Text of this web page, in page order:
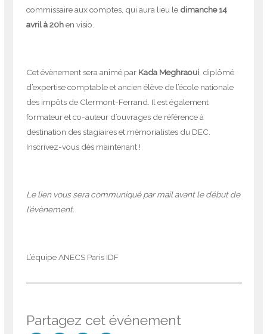
commissaire aux comptes, qui aura lieu le dimanche 14
avril à 20hen visio.
Cet évènement sera animé par Kada Meghraoui , diplômé
d’expertise comptable et ancien élève de l’école nationale
des impôts de Clermont-Ferrand. Il est également
formateur et co-auteur d’ouvrages de référence à
destination des stagiaires et mémorialistes du DEC.
Inscrivez-vous dès maintenant !
Le lien vous sera communiqué par mail avant le début de
l’évènement.
L’équipe ANECS Paris IDF
Partagez cet événement